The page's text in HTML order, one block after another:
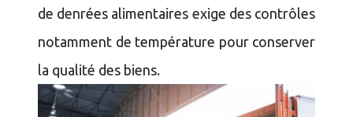
de denrées alimentaires exige des contrôles
notamment de température pour conserver
la qualité des biens.